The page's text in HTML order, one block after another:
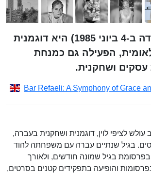
בר רפאלי (נולדה ב-4 ביוני 1985) היא דוגמנית
הפעילה גם כמנחת
עסקים ושחקנית.
Bar Refaeli: A Symphony of Grace
לציפי לוין, דוגמנית ושחקנית בעברה,
בגיל שנתיים עברה עם משפחתה להוד
בפרסומת בגיל שמונה חודשים, ולאורך
והופיעה בתפקידים קטנים בסרטים,